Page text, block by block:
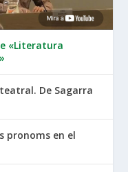
«Literatura
De Sagarra
pronoms en el